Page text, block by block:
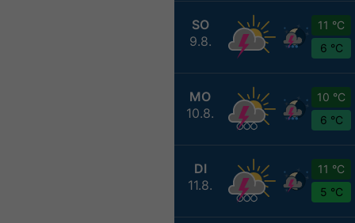
SO
9.8.
11 °C
6 °C
MO
10.8.
10 °C
6 °C
DI
11.8.
11 °C
5 °C